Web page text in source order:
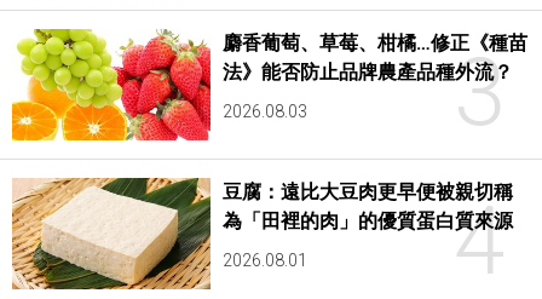
3
麝香葡萄、草莓、柑橘…修正《種苗
法》能否防止品牌農產品種外流？
2026.08.03
4
豆腐：遠比大豆肉更早便被親切稱
為「田裡的肉」的優質蛋白質來源
2026.08.01